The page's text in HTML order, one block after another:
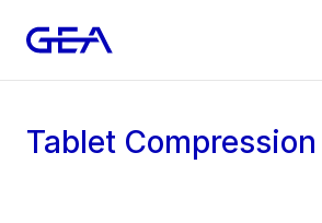
Tablet Compression